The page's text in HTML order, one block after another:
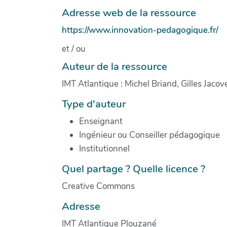
Adresse web de la ressource
https://www.innovation-pedagogique.fr/
et / ou
Auteur de la ressource
IMT Atlantique : Michel Briand, Gilles
Type d'auteur
Enseignant
Ingénieur ou Conseiller pédagogique
Institutionnel
Quel partage ? Quelle licence ?
Creative Commons
Adresse
IMT Atlantique Plouzané